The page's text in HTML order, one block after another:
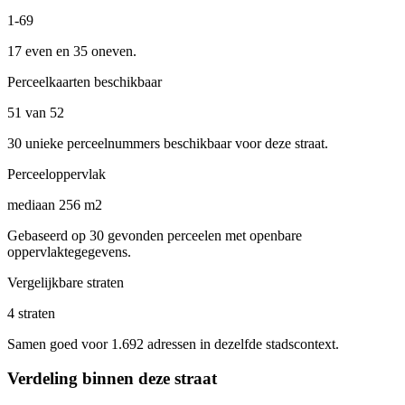
1-69
17 even en 35 oneven.
Perceelkaarten beschikbaar
51 van 52
30 unieke perceelnummers beschikbaar voor deze straat.
Perceeloppervlak
mediaan 256 m2
Gebaseerd op 30 gevonden perceelen met openbare
oppervlaktegegevens.
Vergelijkbare straten
4 straten
Samen goed voor 1.692 adressen in dezelfde stadscontext.
Verdeling binnen deze straat